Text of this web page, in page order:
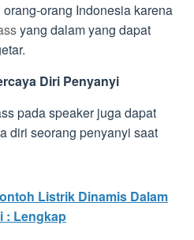
orang Indonesia karena
yang dalam yang dapat
Diri Penyanyi
pada speaker juga dapat
diri seorang penyanyi saat
Listrik Dinamis Dalam
: Lengkap